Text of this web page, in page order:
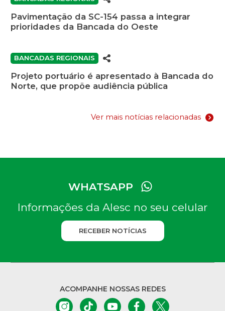
Pavimentação da SC-154 passa a integrar
prioridades da Bancada do Oeste
BANCADAS REGIONAIS
Projeto portuário é apresentado à Bancada do
Norte, que propõe audiência pública
Ver mais notícias relacionadas
WHATSAPP
Informações da Alesc no seu celular
RECEBER NOTÍCIAS
ACOMPANHE NOSSAS REDES